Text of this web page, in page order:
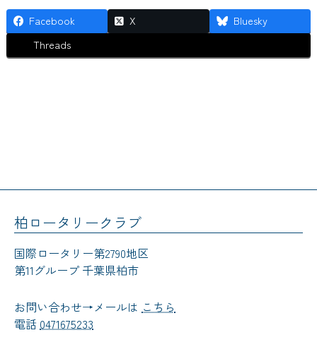
Facebook X
Bluesky
Threads
柏ロータリークラブ
国際ロータリー第2790地区
第11グループ 千葉県柏市
お問い合わせ→メールは こちら
電話 0471675233